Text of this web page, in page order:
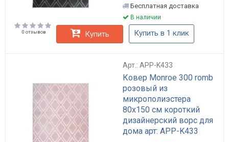
Бесплатная доставка
В наличии
0 отзывов Купить Купить в 1 клик
Арт.: APP-K433
Ковер Monroe 300 romb
розовый из
микрополиэстера
80x150 см короткий
дизайнерский ворс для
дома арт: APP-K433